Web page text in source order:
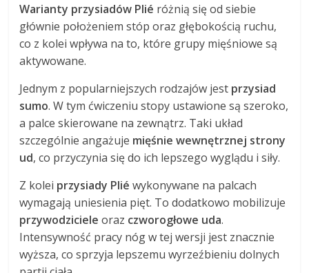
Warianty przysiadów Plié różnią się od siebie
głównie położeniem stóp oraz głębokością ruchu,
co z kolei wpływa na to, które grupy mięśniowe są
aktywowane.
Jednym z popularniejszych rodzajów jest przysiad
sumo. W tym ćwiczeniu stopy ustawione są szeroko,
a palce skierowane na zewnątrz. Taki układ
szczególnie angażuje mięśnie wewnętrznej strony
ud, co przyczynia się do ich lepszego wyglądu i siły.
Z kolei przysiady Plié wykonywane na palcach
wymagają uniesienia pięt. To dodatkowo mobilizuje
przywodziciele oraz czworogłowe uda.
Intensywność pracy nóg w tej wersji jest znacznie
wyższa, co sprzyja lepszemu wyrzeźbieniu dolnych